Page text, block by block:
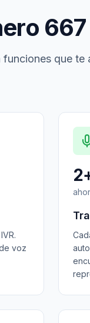
667
que te
voz